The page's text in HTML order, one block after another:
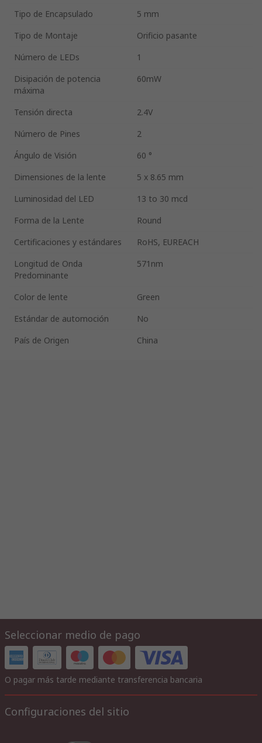
Tipo de Encapsulado
5 mm
Tipo de Montaje
Orificio pasante
Número de LEDs
1
Disipación de potencia
máxima
60mW
Tensión directa
2.4V
Número de Pines
2
Ángulo de Visión
60 °
Dimensiones de la lente
5 x 8.65 mm
Luminosidad del LED
13 to 30 mcd
Forma de la Lente
Round
Certificaciones y estándares
RoHS, EUREACH
Longitud de Onda
Predominante
571nm
Color de lente
Green
Estándar de automoción
No
País de Origen
China
Seleccionar medio de pago
O pagar más tarde mediante transferencia bancaria
Configuraciones del sitio